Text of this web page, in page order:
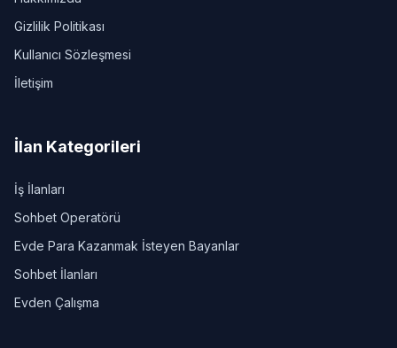
Gizlilik Politikası
Kullanıcı Sözleşmesi
İletişim
İlan Kategorileri
İş İlanları
Sohbet Operatörü
Evde Para Kazanmak İsteyen Bayanlar
Sohbet İlanları
Evden Çalışma